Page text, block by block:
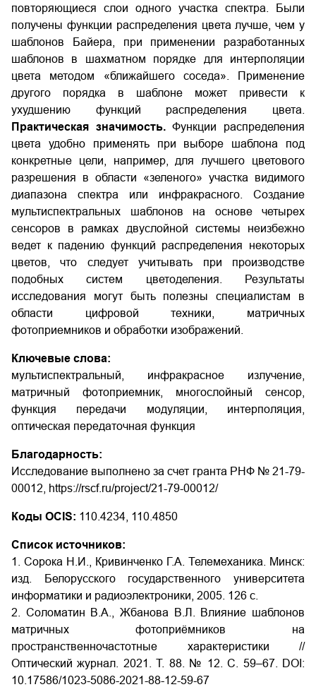
повторяющиеся слои одного участка спектра. Были
получены функции распределения цвета лучше, чем у
шаблонов Байера, при применении разработанных
шаблонов в шахматном порядке для интерполяции
цвета методом «ближайшего соседа». Применение
другого порядка в шаблоне может привести к
ухудшению функций распределения цвета.
Практическая значимость.Функции распределения
цвета удобно применять при выборе шаблона под
конкретные цели, например, для лучшего цветового
разрешения в области «зеленого» участка видимого
диапазона спектра или инфракрасного. Создание
мультиспектральных шаблонов на основе четырех
сенсоров в рамках двуслойной системы неизбежно
ведет к падению функций распределения некоторых
цветов, что следует учитывать при производстве
подобных систем цветоделения. Результаты
исследования могут быть полезны специалистам в
области цифровой техники, матричных
фотоприемников и обработки изображений.
Ключевые слова:
мультиспектральный, инфракрасное излучение,
матричный фотоприемник, многослойный сенсор,
функция передачи модуляции, интерполяция,
оптическая передаточная функция
Благодарность:
Исследование выполнено за счет гранта РНФ № 21-79-
00012, https://rscf.ru/project/21-79-00012/
Коды OCIS: 110.4234, 110.4850
Список источников:
1. Сорока Н.И., Кривинченко Г.А. Телемеханика. Минск:
изд. Белорусского государственного университета
информатики и радиоэлектроники, 2005. 126 с.
2. Соломатин В.А., Жбанова В.Л. Влияние шаблонов
матричных фотоприёмников на
пространственночастотные характеристики //
Оптический журнал. 2021. Т. 88. № 12. С. 59–67. DOI:
10.17586/1023-5086-2021-88-12-59-67